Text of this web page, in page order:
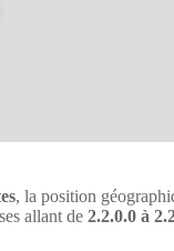
, la position
allant de 2.2.0.0 à